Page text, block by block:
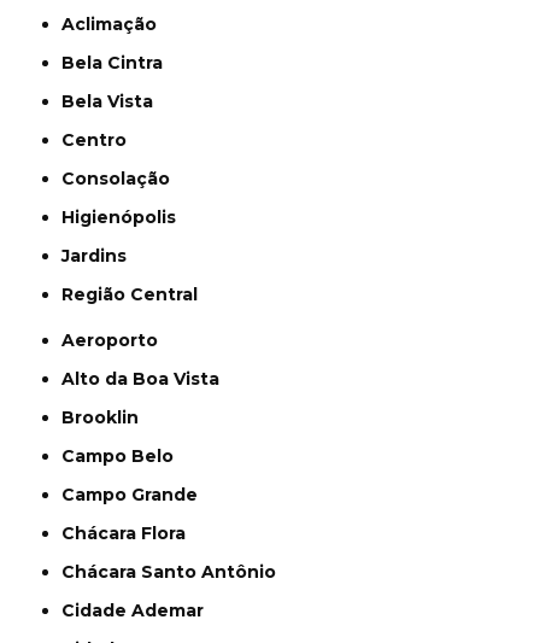
Aclimação
Bela Cintra
Bela Vista
Centro
Consolação
Higienópolis
Jardins
Região Central
Aeroporto
Alto da Boa Vista
Brooklin
Campo Belo
Campo Grande
Chácara Flora
Chácara Santo Antônio
Cidade Ademar